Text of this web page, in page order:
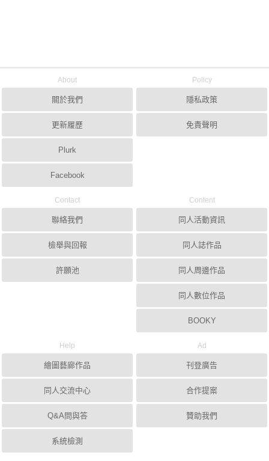
About
關於我們
更新履歷
Plurk
Facebook
Policy
隱私政策
免責聲明
Contact
聯絡我們
檢舉與回報
許願池
Content
同人活動資訊
同人誌作品
同人周邊作品
同人數位作品
BOOKY
Help
繪圖藝廊作品
同人交流中心
Q&A問與答
系統檢測
Ad
刊登廣告
合作提案
贊助我們